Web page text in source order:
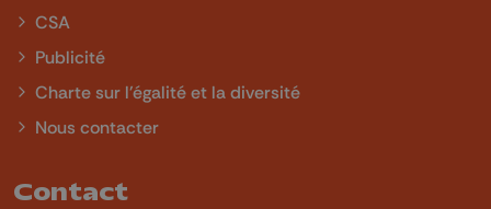
CSA
Publicité
Charte sur l'égalité et la diversité
Nous contacter
Contact